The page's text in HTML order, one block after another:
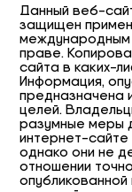
Данный веб-
защищен
международным
праве.
сайта в каких-
Информация,
предназначена
целей.
разумные меры
интернет-
однако они не
отношении